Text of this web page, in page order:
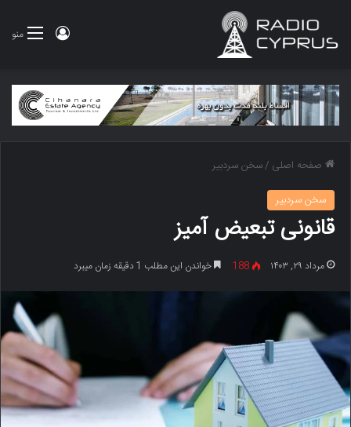
منو ورود
صفحه اصلی /سخن سردبیر
سخن سردبیر
قانونی تبعیض آمیز
مرداد ۲۹, ۱۴۰۳ 188 خواندن این مطلب 1 دقیقه زمان میبرد